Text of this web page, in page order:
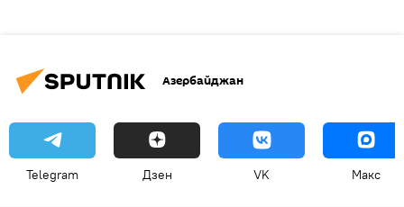
Азербайджан
Telegram Дзен VK Макс